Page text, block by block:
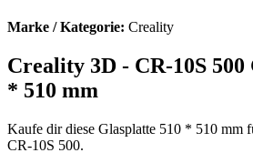
Marke / Kategorie: Creality
Creality 3D - CR-10S 500
* 510 mm
Kaufe dir diese Glasplatte 510 * 510 mm
CR-10S 500.